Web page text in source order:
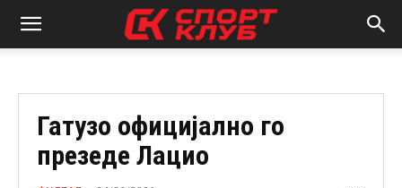
Гатузо официјално го
презеде Лацио